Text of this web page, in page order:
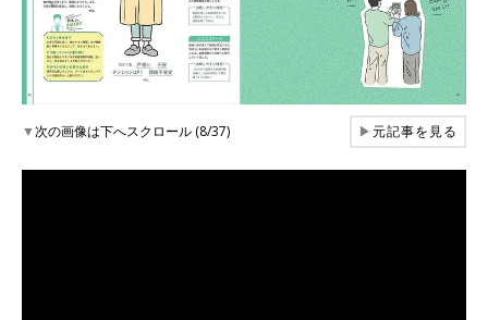
▼次の画像は下へスクロール (8/37) ▶元記事を見る